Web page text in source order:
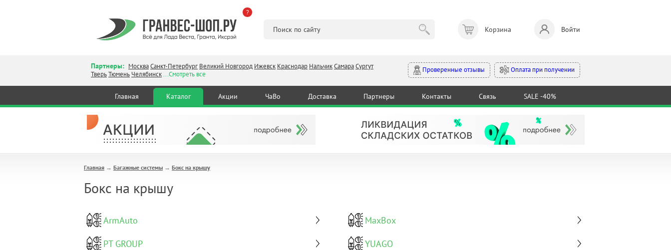
?
Корзина Войти
Партнеры: МоскваСанкт-Петербург Великий Новгород Ижевск Краснодар НальчикСамараСургут
ТверьТюмень Челябинск...Смотреть все
Проверенные отзывы Оплата при получении
Главная Каталог Акции ЧаВо Доставка Партнеры Контакты Связь SALE -40%
Главная → Багажные системы → Бокс на крышу
Бокс на крышу
ArmAuto MaxBox
PT GROUP YUAGO